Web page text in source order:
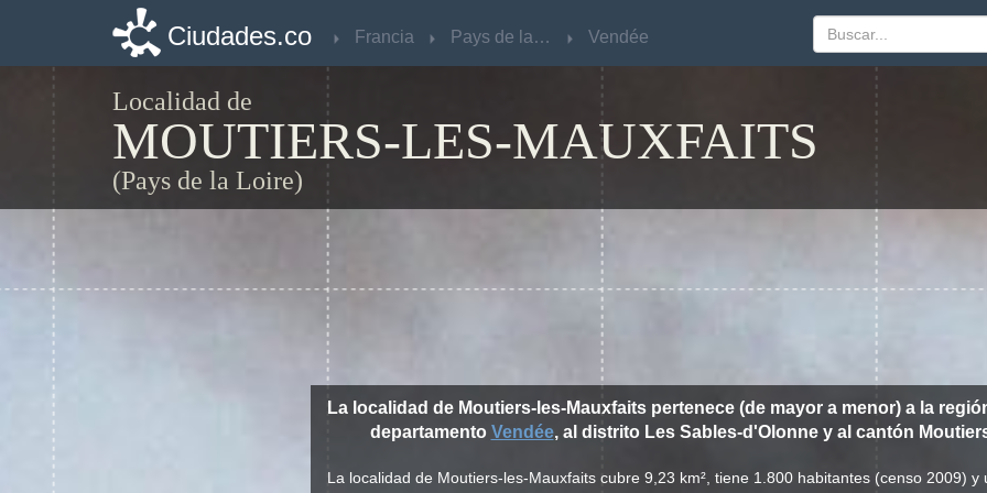
Ciudades.co Francia Pays de la Loire Vendée
Localidad de
MOUTIERS-LES-MAUXFAITS
(Pays de la Loire)
La localidad de Moutiers-les-Mauxfaits pertenece (de mayor a menor) a la
departamento Vendée, al distrito Les Sables-d'Olonne y al cantón
La localidad de Moutiers-les-Mauxfaits cubre 9,23 km², tiene 1.800 habitantes (censo 2009) y
Ciudades.co Francia Pays de la Loire Vendée